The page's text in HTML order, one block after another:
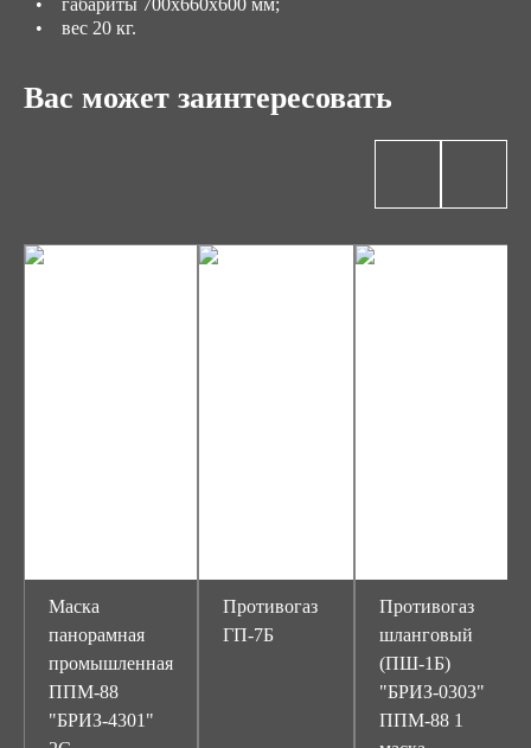
• габариты 700х660х600 мм;
• вес 20 кг.
Вас может заинтересовать
Маска
панорамная
промышленная
ППМ-88
"БРИЗ-4301"
Противогаз
ГП-7Б
Противогаз
шланговый
(ПШ-1Б)
"БРИЗ-0303"
ППМ-88 1